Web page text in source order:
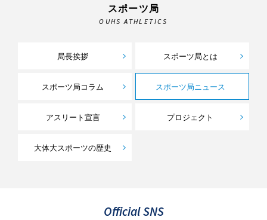
スポーツ局
OUHS ATHLETICS
局長挨拶 スポーツ局とは
スポーツ局コラム スポーツ局ニュース
アスリート宣言 プロジェクト
大体大スポーツの歴史
Official SNS